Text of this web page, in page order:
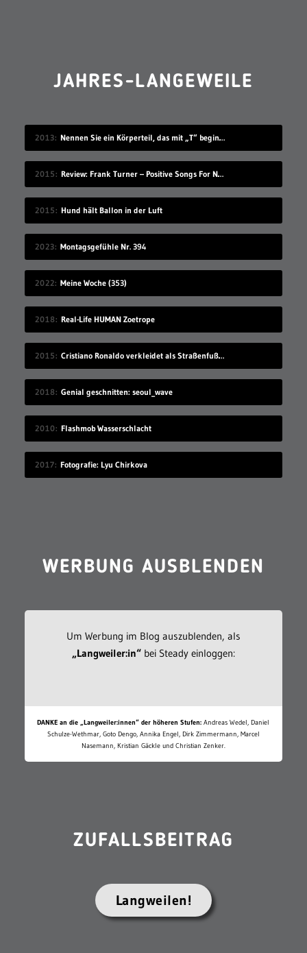
JAHRES-LANGEWEILE
2013 Nennen Sie ein Körperteil, das mit „T“ beginnt
2015 Review: Frank Turner – Positive Songs For Negative People
2015 Hund hält Ballon in der Luft
2023 Montagsgefühle Nr. 394
2022 Meine Woche (353)
2018 Real-Life HUMAN Zoetrope
2015 Cristiano Ronaldo verkleidet als Straßenfußballer
2018 Genial geschnitten: seoul_wave
2010 Flashmob Wasserschlacht
2017 Fotografie: Lyu Chirkova
WERBUNG AUSBLENDEN
Um Werbung im Blog auszublenden, als
„Langweiler:in“bei Steady einloggen:
DANKE an die „Langweiler:innen“ der höheren Stufen: Andreas Wedel, Daniel
Schulze-Wethmar, Goto Dengo, Annika Engel, Dirk Zimmermann, Marcel
Nasemann, Kristian Gäckle und Christian Zenker.
ZUFALLSBEITRAG
Langweilen!